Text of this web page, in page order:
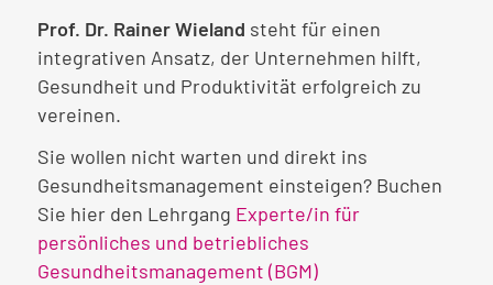
Prof. Dr. Rainer Wieland steht für einen
integrativen Ansatz, der Unternehmen hilft,
Gesundheit und Produktivität erfolgreich zu
vereinen.
Sie wollen nicht warten und direkt ins
Gesundheitsmanagement einsteigen? Buchen
Sie hier den Lehrgang Experte/in für
persönliches und betriebliches
Gesundheitsmanagement (BGM)